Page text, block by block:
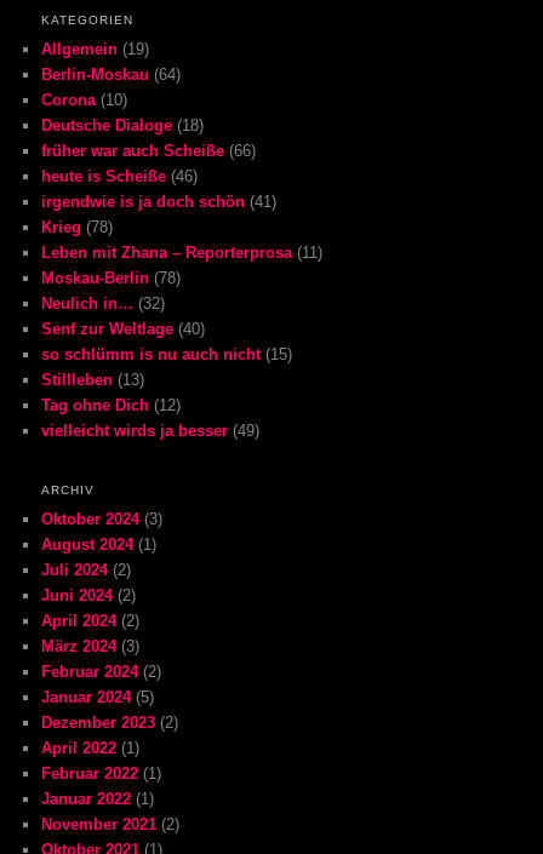
KATEGORIEN
Allgemein (19)
Berlin-Moskau (64)
Corona (10)
Deutsche Dialoge (18)
früher war auch Scheiße (66)
heute is Scheiße (46)
irgendwie is ja doch schön (41)
Krieg (78)
Leben mit Zhana – Reporterprosa (11)
Moskau-Berlin (78)
Neulich in… (32)
Senf zur Weltlage (40)
so schlümm is nu auch nicht(15)
Stillleben (13)
Tag ohne Dich (12)
vielleicht wirds ja besser (49)
ARCHIV
Oktober 2024(3)
August 2024(1)
Juli 2024(2)
Juni 2024(2)
April 2024(2)
März 2024(3)
Februar 2024(2)
Januar 2024(5)
Dezember 2023 (2)
April 2022 (1)
Februar 2022 (1)
Januar 2022 (1)
November 2021 (2)
Oktober 2021 (1)